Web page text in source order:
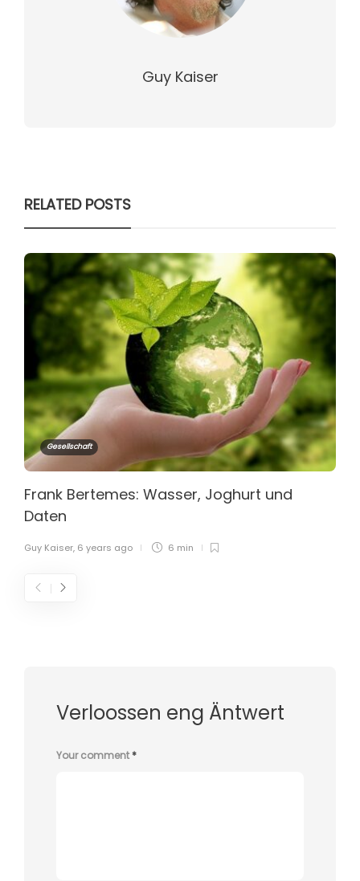
Guy Kaiser
RELATED POSTS
Gesellschaft
Frank Bertemes: Wasser, Joghurt und
Daten
Guy Kaiser, 6 years ago 6 min
Verloossen eng Äntwert
Your comment*